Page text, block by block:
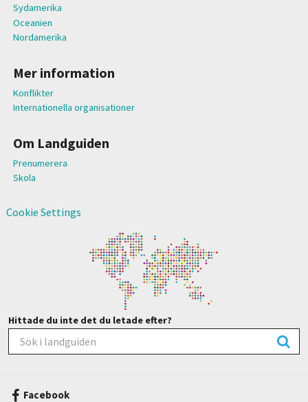
Sydamerika
Oceanien
Nordamerika
Mer information
Konflikter
Internationella organisationer
Om Landguiden
Prenumerera
Skola
Cookie Settings
Hittade du inte det du letade efter?
Facebook